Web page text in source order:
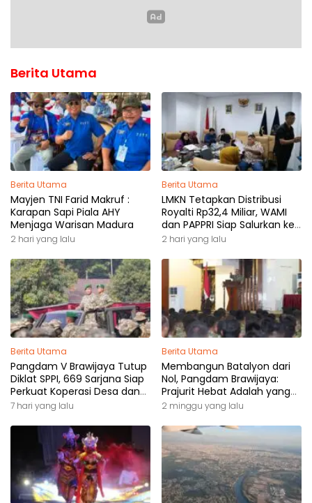
Berita Utama
Berita Utama
Mayjen TNI Farid Makruf :
Karapan Sapi Piala AHY
Menjaga Warisan Madura
2 hari yang lalu
Berita Utama
LMKN Tetapkan Distribusi
Royalti Rp32,4 Miliar, WAMI
dan PAPPRI Siap Salurkan ke
Pemilik Hak
2 hari yang lalu
Berita Utama
Pangdam V Brawijaya Tutup
Diklat SPPI, 669 Sarjana Siap
Perkuat Koperasi Desa dan
Kampung Nelayan
7 hari yang lalu
Berita Utama
Membangun Batalyon dari
Nol, Pangdam Brawijaya:
Prajurit Hebat Adalah yang
Dibutuhkan Rakyat
2 minggu yang lalu